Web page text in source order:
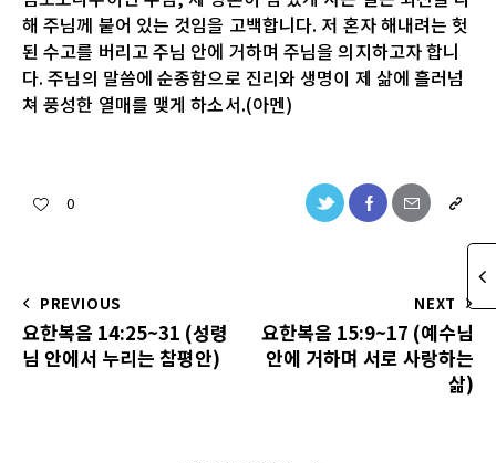
해 주님께 붙어 있는 것임을 고백합니다. 저 혼자 해내려는 헛
된 수고를 버리고 주님 안에 거하며 주님을 의지하고자 합니
다. 주님의 말씀에 순종함으로 진리와 생명이 제 삶에 흘러넘
쳐 풍성한 열매를 맺게 하소서.(아멘)
0
PREVIOUS
요한복음 14:25~31 (성령
님 안에서 누리는 참평안)
NEXT
요한복음 15:9~17 (예수님
안에 거하며 서로 사랑하는
삶)